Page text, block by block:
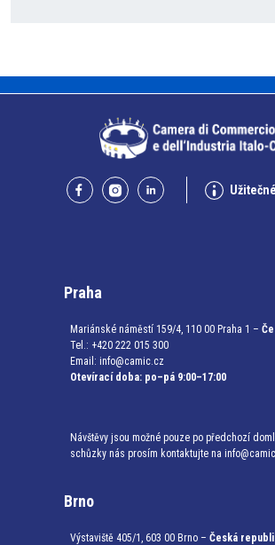
Praha
Mariánské náměstí 159/4, 110 00 Praha 1 –
Tel.: +420 222 015 300
Email: info@camic.cz
Otevírací doba: po–pá 9:00–17:00
Návštěvy jsou možné pouze po předchozí
schůzky nás prosím kontaktujte na
Brno
Výstaviště 405/1, 603 00 Brno – Česká